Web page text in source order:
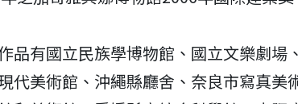
品有國立民族學博物館、國立文樂劇場
代美術館、沖繩縣廳舍、奈良市寫真美